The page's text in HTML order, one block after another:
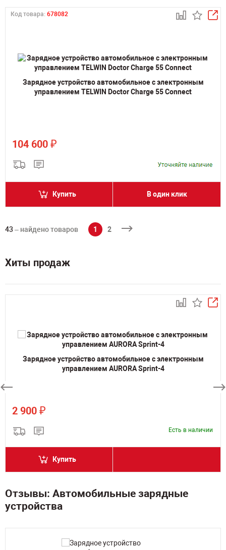
Код товара: 678082
Зарядное устройство автомобильное с электронным
управлением TELWIN Doctor Charge 55 Connect
104 600 ₽
Купить В один клик
43 – найдено товаров 1 2
Хиты продаж
Зарядное устройство автомобильное с электронным
управлением AURORA Sprint-4
2 900 ₽
Есть в наличии
Купить
Отзывы: Автомобильные зарядные
устройства